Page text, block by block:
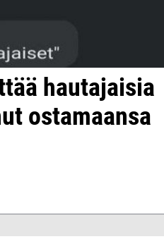
hautajaisia
ostamaansa